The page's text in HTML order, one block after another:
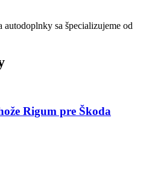
autodoplnky sa špecializujeme od
Rigum pre Škoda